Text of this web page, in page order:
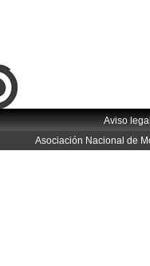
Aviso
Asociación Nacional de